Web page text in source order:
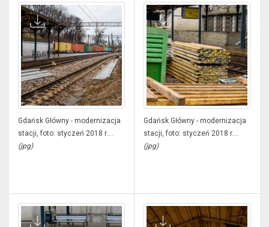
Gdańsk Główny - modernizacja
stacji, foto: styczeń 2018 r....
(jpg)
Gdańsk Główny - modernizacja
stacji, foto: styczeń 2018 r....
(jpg)